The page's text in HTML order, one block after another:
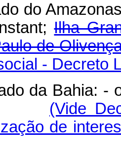
do
Ilha
de
- Decreto
da Bahia: -
(Vide
de